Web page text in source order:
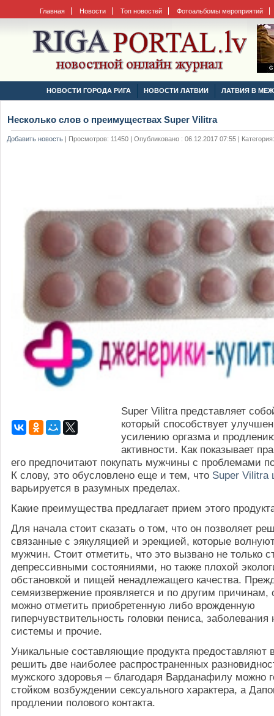
Главная Новости Топ новостей Фотоальбомы мероприятий
НОВОСТИ ГОРОДА РИГА НОВОСТИ ЛАТВИИ ЛАТВИЯ В
Несколько слов о преимуществах Super Vilitra
Добавить новость | Просмотров: 11450 | Опубликовано : 06.12.2017 07:55 | Категория:
Super Vilitra представляет
который способствует
усилению оргазма и
активности. Как показывает
его предпочитают покупать мужчины с проблемами
К слову, это обусловлено еще и тем, что Super Vilitra
варьируется в разумных пределах.
Какие преимущества предлагает прием этого
Для начала стоит сказать о том, что он позволяет
связанные с эякуляцией и эрекцией, которые
мужчин. Стоит отметить, что это вызвано не только
депрессивными состояниями, но также плохой
обстановкой и пищей ненадлежащего качества.
семяизвержение проявляется и по другим причинам,
можно отметить приобретенную либо врожденную
гиперчувствительность головки пениса, заболевания
системы и прочие.
Уникальные составляющие продукта предоставляют
решить две наиболее распространенных
мужского здоровья – благодаря Варданафилу можно
стойком возбуждении сексуального характера, а
продлении полового контакта.